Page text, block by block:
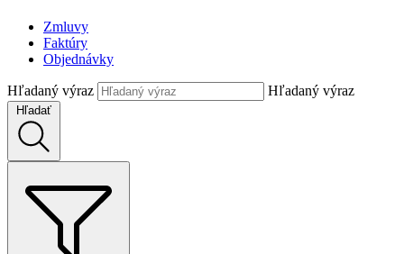
Zmluvy
Faktúry
Objednávky
Hľadaný výraz Hľadaný výraz
Hľadať